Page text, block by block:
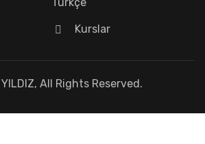
Türkçe
Kurslar
All Rights Reserved.